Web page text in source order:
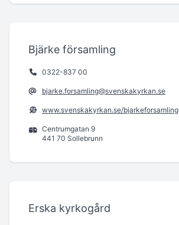
Bjärke församling
0322-837 00
bjarke.forsamling@svenskakyrkan.se
www.svenskakyrkan.se/bjarkeforsamling
Centrumgatan 9
441 70 Sollebrunn
Erska kyrkogård